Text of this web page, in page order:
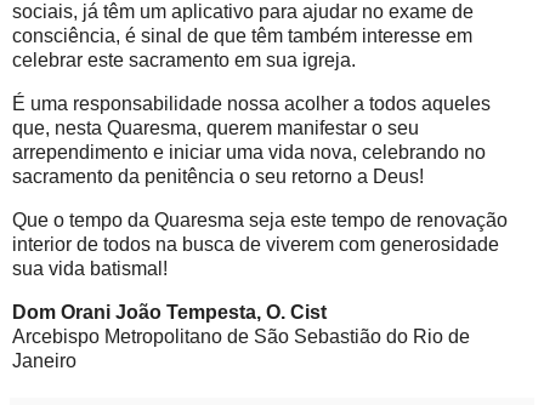
sociais, já têm um aplicativo para ajudar no exame de
consciência, é sinal de que têm também interesse em
celebrar este sacramento em sua igreja.
É uma responsabilidade nossa acolher a todos aqueles
que, nesta Quaresma, querem manifestar o seu
arrependimento e iniciar uma vida nova, celebrando no
sacramento da penitência o seu retorno a Deus!
Que o tempo da Quaresma seja este tempo de renovação
interior de todos na busca de viverem com generosidade
sua vida batismal!
Dom Orani João Tempesta, O. Cist
Arcebispo Metropolitano de São Sebastião do Rio de
Janeiro